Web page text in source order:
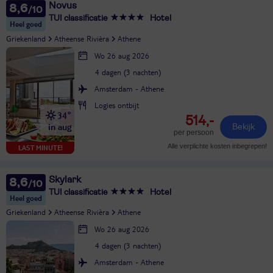
8,6
Heel goed
Novus
TUI classificatie Hotel
Griekenland Atheense Rivièra Athene
LAST MINUTE!
34°
in aug
Wo 26 aug 2026
4 dagen (3 nachten)
Amsterdam - Athene
Logies ontbijt
514,-
per persoon
Bekijk
Alle verplichte kosten inbegrepen!
8,6
Heel goed
Skylark
TUI classificatie Hotel
Griekenland Atheense Rivièra Athene
Wo 26 aug 2026
4 dagen (3 nachten)
Amsterdam - Athene